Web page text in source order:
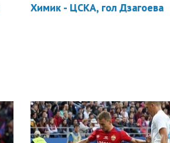
Химик - ЦСКА, гол Дзагоева